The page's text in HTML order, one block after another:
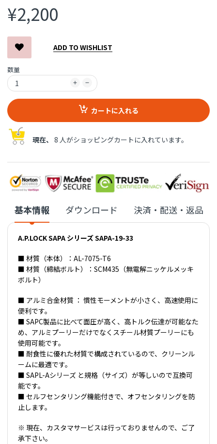
¥2,200
ADD TO WISHLIST
数量
カートに入れる
現在、 8 人がショッピングカートに入れています。
基本情報 ダウンロード 決済・配送・返品
A.P.LOCK SAPA シリーズ SAPA-19-33
■ 材質（本体）：AL-7075-T6
■ 材質（締結ボルト）：SCM435（無電解ニッケルメッキ
ボルト）
■ アルミ合金材質 ： 慣性モーメントが小さく、高速使用に
便利です。
■ SAPC製品に比べて面圧が高く、高トルク伝達が可能なた
め、アルミプーリーだけでなくスチール材質プーリーにも
使用可能です。
■ 耐食性に優れた材質で構成されているので、クリーンル
ームに最適です。
■ SAPL-Aシリーズ と規格（サイズ）が等しいので互換可
能です。
■ セルフセンタリング機能付きで、オフセンタリングを防
止します。
※ 現在、カスタマサービスは行っておりませんので、ご了
承下さい。